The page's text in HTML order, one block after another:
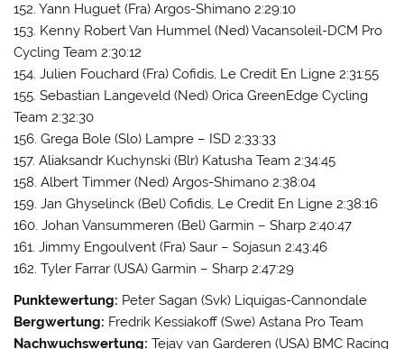
152. Yann Huguet (Fra) Argos-Shimano 2:29:10
153. Kenny Robert Van Hummel (Ned) Vacansoleil-DCM Pro
Cycling Team 2:30:12
154. Julien Fouchard (Fra) Cofidis, Le Credit En Ligne 2:31:55
155. Sebastian Langeveld (Ned) Orica GreenEdge Cycling
Team 2:32:30
156. Grega Bole (Slo) Lampre – ISD 2:33:33
157. Aliaksandr Kuchynski (Blr) Katusha Team 2:34:45
158. Albert Timmer (Ned) Argos-Shimano 2:38:04
159. Jan Ghyselinck (Bel) Cofidis, Le Credit En Ligne 2:38:16
160. Johan Vansummeren (Bel) Garmin – Sharp 2:40:47
161. Jimmy Engoulvent (Fra) Saur – Sojasun 2:43:46
162. Tyler Farrar (USA) Garmin – Sharp 2:47:29
Punktewertung: Peter Sagan (Svk) Liquigas-Cannondale
Bergwertung: Fredrik Kessiakoff (Swe) Astana Pro Team
Nachwuchswertung: Tejay van Garderen (USA) BMC Racing